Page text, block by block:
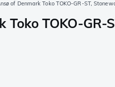
of Denmark Toko TOKO-GR-ST,
Toko TOKO-